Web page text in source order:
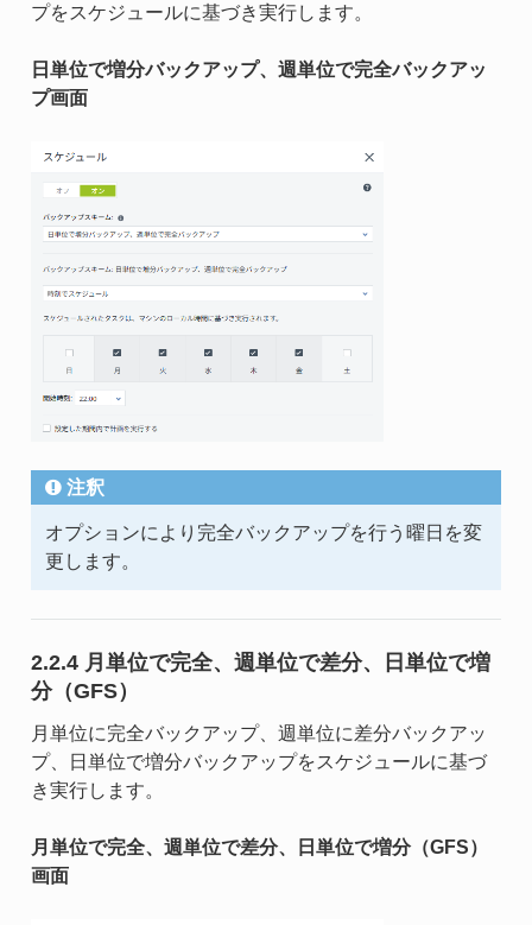
プをスケジュールに基づき実行します。
日単位で増分バックアップ、週単位で完全バックアッ
プ画面
注釈
オプションにより完全バックアップを行う曜日を変
更します。
2.2.4 月単位で完全、週単位で差分、日単位で増
分（GFS）
月単位に完全バックアップ、週単位に差分バックアッ
プ、日単位で増分バックアップをスケジュールに基づ
き実行します。
月単位で完全、週単位で差分、日単位で増分（GFS）
画面